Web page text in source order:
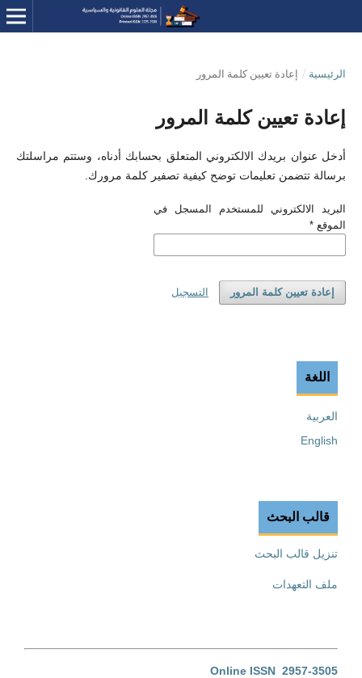
الرئيسية / إعادة تعيين كلمة المرور
إعادة تعيين كلمة المرور
أدخل عنوان بريدك الالكتروني المتعلق بحسابك أدناه، وستتم مراسلتك
برسالة تتضمن تعليمات توضح كيفية تصفير كلمة مرورك.
البريد الالكتروني للمستخدم المسجل في
الموقع *
إعادة تعيين كلمة المرور التسجيل
اللغة
العربية
English
قالب البحث
تنزيل قالب البحث
ملف التعهدات
Online ISSN 2957-3505